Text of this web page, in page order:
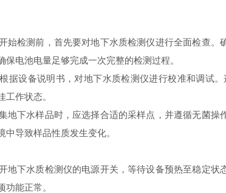
检测前，首先要对地下水质检测仪进行全面检查。
保电池电量足够完成一次完整的检测过程。
设备说明书，对地下水质检测仪进行校准和调试。
工作状态。
下水样品时，应选择合适的采样点，并遵循无菌操
中导致样品性质发生变化。
下水质检测仪的电源开关，等待设备预热至稳定状
功能正常。